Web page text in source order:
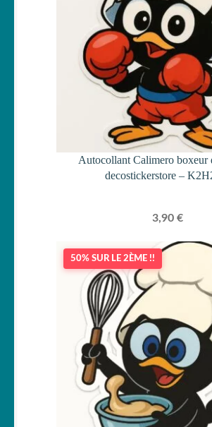
Autocollant Calimero boxeur
decostickerstore –
3,90 €
50% SUR LE 2ÈME !!